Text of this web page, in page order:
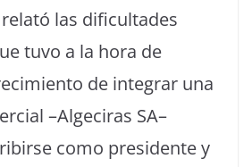
las dificultades
tuvo a la hora de
de integrar una
–Algeciras SA–
como presidente y